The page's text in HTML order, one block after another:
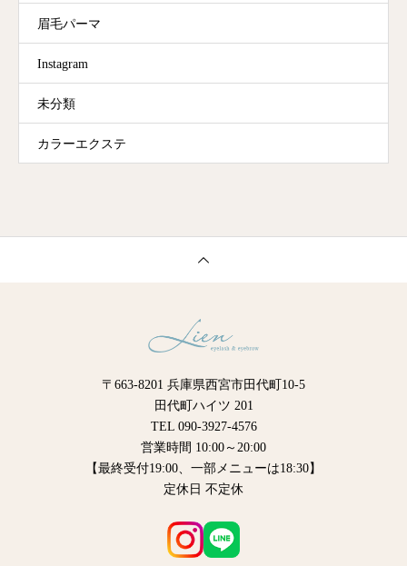
眉毛パーマ
Instagram
未分類
カラーエクステ
〒663-8201 兵庫県西宮市田代町10-5
田代町ハイツ 201
TEL 090-3927-4576
営業時間 10:00～20:00
【最終受付19:00、一部メニューは18:30】
定休日 不定休